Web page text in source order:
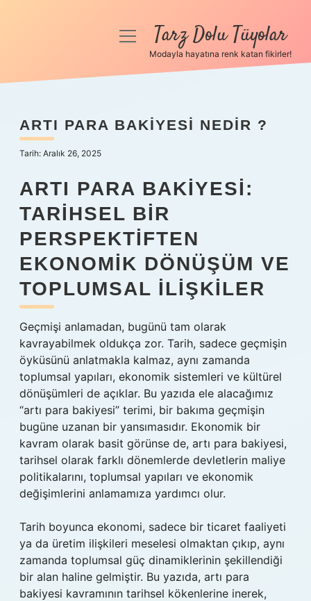
Anasayfa
Yasal Uyarı
menüyüTarz Dolu Tüyolar
Modayla hayatına renk katan fikirler!
ARTI PARA BAKIYESI NEDIR ?
Tarih: Aralık 26, 2025
ARTI PARA BAKIYESI:
TARIHSEL BIR
PERSPEKTIFTEN
EKONOMIK DÖNÜŞÜM VE
TOPLUMSAL İLIŞKILER
Geçmişi anlamadan, bugünü tam olarak
kavrayabilmek oldukça zor. Tarih, sadece geçmişin
öyküsünü anlatmakla kalmaz, aynı zamanda
toplumsal yapıları, ekonomik sistemleri ve kültürel
dönüşümleri de açıklar. Bu yazıda ele alacağımız
“artı para bakiyesi” terimi, bir bakıma geçmişin
bugüne uzanan bir yansımasıdır. Ekonomik bir
kavram olarak basit görünse de, artı para bakiyesi,
tarihsel olarak farklı dönemlerde devletlerin maliye
politikalarını, toplumsal yapıları ve ekonomik
değişimlerini anlamamıza yardımcı olur.
Tarih boyunca ekonomi, sadece bir ticaret faaliyeti
ya da üretim ilişkileri meselesi olmaktan çıkıp, aynı
zamanda toplumsal güç dinamiklerinin şekillendiği
bir alan haline gelmiştir. Bu yazıda, artı para
bakiyesi kavramının tarihsel kökenlerine inerek,